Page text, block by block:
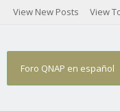
View New Posts View
Foro QNAP en español